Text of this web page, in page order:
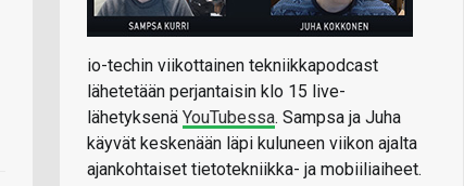
io-techin viikottainen tekniikkapodcast
lähetetään perjantaisin klo 15 live-
lähetyksenä YouTubessa. Sampsa ja Juha
käyvät keskenään läpi kuluneen viikon ajalta
ajankohtaiset tietotekniikka- ja mobiiliaiheet.